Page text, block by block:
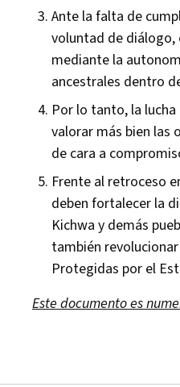
Ante la falta de
voluntad de diálogo,
mediante la
ancestrales dentro
Por lo tanto, la
valorar más bien las
de cara a
Frente al retroceso
deben fortalecer la
Kichwa y demás
también
Protegidas por el
Este documento es